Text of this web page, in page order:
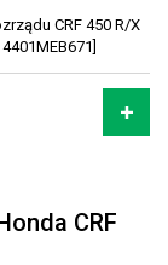
CRF 450 R/X
CRF